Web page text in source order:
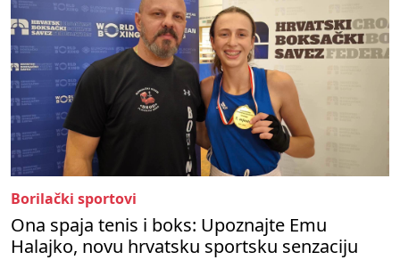
Borilački sportovi
Ona spaja tenis i boks: Upoznajte Emu
Halajko, novu hrvatsku sportsku senzaciju